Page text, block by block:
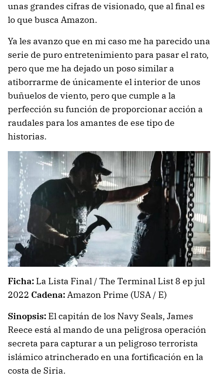
unas grandes cifras de visionado, que al final es
lo que busca Amazon.
Ya les avanzo que en mi caso me ha parecido una
serie de puro entretenimiento para pasar el rato,
pero que me ha dejado un poso similar a
atiborrarme de únicamente el interior de unos
buñuelos de viento, pero que cumple a la
perfección su función de proporcionar acción a
raudales para los amantes de ese tipo de
historias.
Ficha: La Lista Final / The Terminal List 8 ep jul
2022 Cadena:Amazon Prime (USA / E)
Sinopsis: El capitán de los Navy Seals, James
Reece está al mando de una peligrosa operación
secreta para capturar a un peligroso terrorista
islámico atrincherado en una fortificación en la
costa de Siria.